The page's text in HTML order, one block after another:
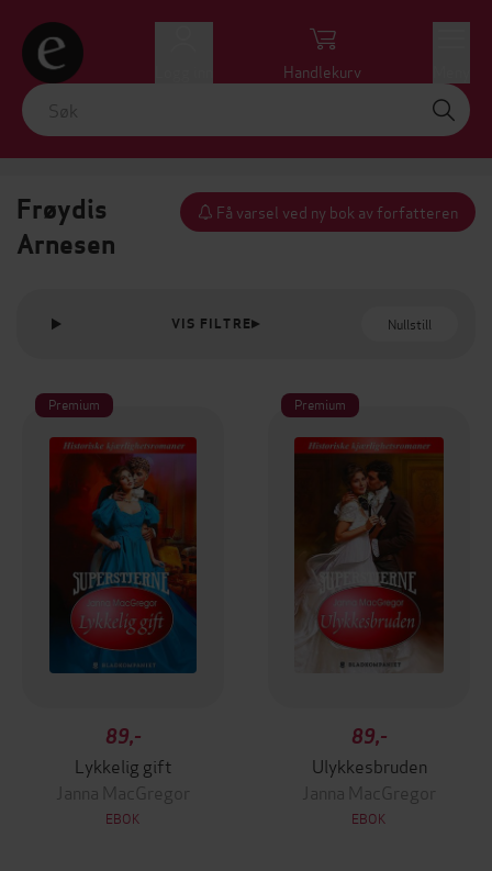
Handlekurv
Frøydis
Arnesen
Få varsel ved ny bok av forfatteren
VIS FILTRE Nullstill
Premium
89,-
Lykkelig gift
Janna MacGregor
EBOK
Premium
89,-
Ulykkesbruden
Janna MacGregor
EBOK